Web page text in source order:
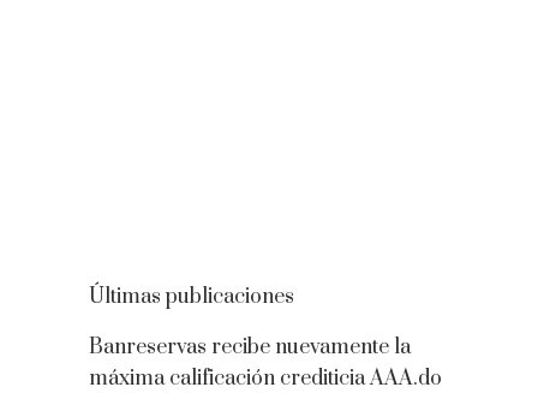
Últimas publicaciones
Banreservas recibe nuevamente la
máxima calificación crediticia AAA.do